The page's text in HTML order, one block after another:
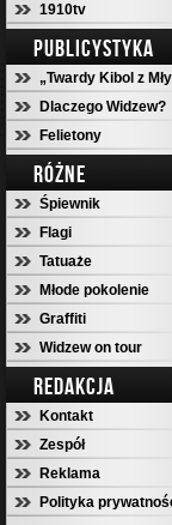
1910tv
PUBLICYSTYKA
„Twardy Kibol z
Dlaczego Widzew?
Felietony
RÓŻNE
Śpiewnik
Flagi
Tatuaże
Młode pokolenie
Graffiti
Widzew on tour
REDAKCJA
Kontakt
Zespół
Reklama
Polityka